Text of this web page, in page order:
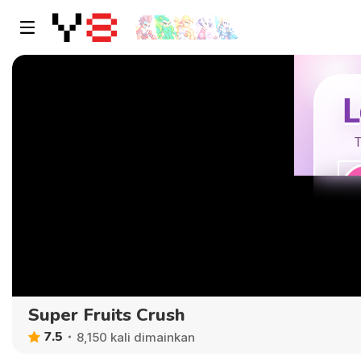
Super Fruits Crush
7.5 8,150 kali dimainkan